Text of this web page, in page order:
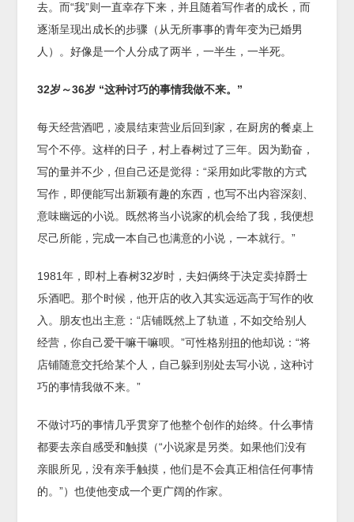
去。而“我”则一直幸存下来，并且随着写作者的成长，而
逐渐呈现出成长的步骤（从无所事事的青年变为已婚男
人）。好像是一个人分成了两半，一半生，一半死。
32岁～36岁 “这种讨巧的事情我做不来。 ”
每天经营酒吧，凌晨结束营业后回到家，在厨房的餐桌上
写个不停。这样的日子，村上春树过了三年。因为勤奋，
写的量并不少，但自己还是觉得：“采用如此零散的方式
写作，即便能写出新颖有趣的东西，也写不出内容深刻、
意味幽远的小说。既然将当小说家的机会给了我，我便想
尽己所能，完成一本自己也满意的小说，一本就行。”
1981年，即村上春树32岁时，夫妇俩终于决定卖掉爵士
乐酒吧。那个时候，他开店的收入其实远远高于写作的收
入。朋友也出主意：“店铺既然上了轨道，不如交给别人
经营，你自己爱干嘛干嘛呗。”可性格别扭的他却说：“将
店铺随意交托给某个人，自己躲到别处去写小说，这种讨
巧的事情我做不来。”
不做讨巧的事情几乎贯穿了他整个创作的始终。什么事情
都要去亲自感受和触摸（“小说家是另类。如果他们没有
亲眼所见，没有亲手触摸，他们是不会真正相信任何事情
的。”）也使他变成一个更广阔的作家。